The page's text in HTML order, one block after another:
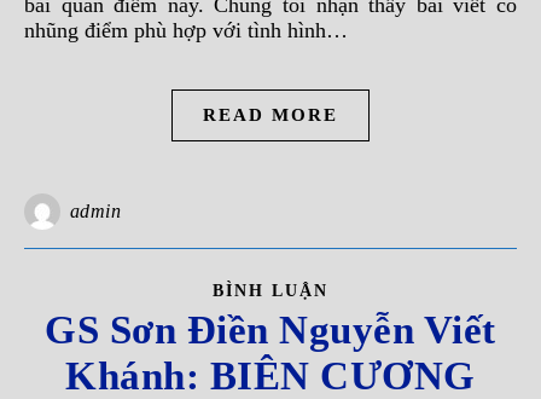
bài quan điểm này. Chúng tôi nhận thấy bài viết có
nhũng điểm phù hợp với tình hình…
READ MORE
admin
BÌNH LUẬN
GS Sơn Ðiền Nguyễn Viết
Khánh: BIÊN CƯƠNG